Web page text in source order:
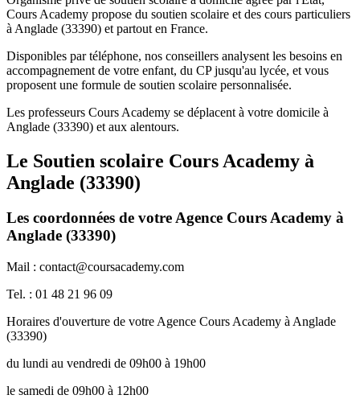
Cours Academy propose du soutien scolaire et des cours particuliers
à Anglade (33390) et partout en France.
Disponibles par téléphone, nos conseillers analysent les besoins en
accompagnement de votre enfant, du CP jusqu'au lycée, et vous
proposent une formule de soutien scolaire personnalisée.
Les professeurs Cours Academy se déplacent à votre domicile à
Anglade (33390) et aux alentours.
Le Soutien scolaire Cours Academy à
Anglade (33390)
Les coordonnées de votre Agence Cours Academy à
Anglade (33390)
Mail : contact@coursacademy.com
Tel. : 01 48 21 96 09
Horaires d'ouverture de votre Agence Cours Academy à Anglade
(33390)
du lundi au vendredi de 09h00 à 19h00
le samedi de 09h00 à 12h00